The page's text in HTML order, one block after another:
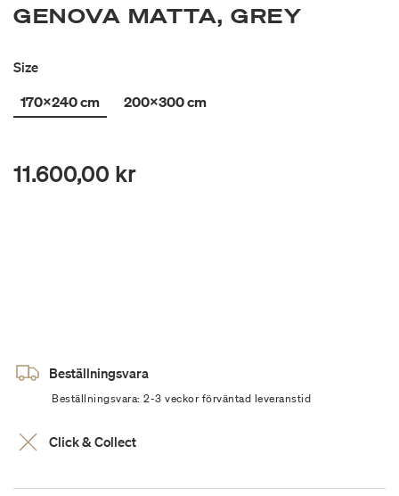
GENOVA MATTA, GREY
Size
170x240 cm
200x300 cm
11.600,00 kr
Beställningsvara
Beställningsvara: 2-3 veckor förväntad leveranstid
Click & Collect